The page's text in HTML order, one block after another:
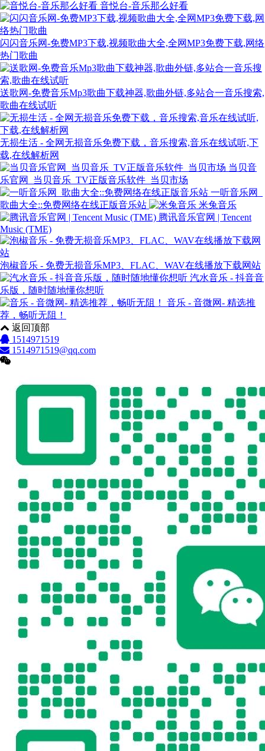
音悦台-音乐那么好看
闪闪音乐网-免费MP3下载,视频歌曲大全,全网MP3免费下载,网络
热门歌曲
送歌网-免费音乐Mp3歌曲下载神器,歌曲外链,多站合一音乐搜索,
歌曲在线试听
无损生活 - 全网无损音乐免费下载，音乐搜索,音乐在线试听,下
载,在线解析网
当贝音
乐官网_当贝音乐_TV正版音乐软件_当贝市场
一听音乐网_
歌曲大全::免费网络在线正版音乐站
米兔音乐
腾讯音乐官网 | Tencent
Music (TME)
泡椒音乐 - 免费无损音乐MP3、FLAC、WAV在线播放下载网站
汽水音乐 - 抖音音
乐版，随时随地懂你想听
音乐 - 音微网- 精选推
荐，畅听无阻！
返回顶部
1514971519
1514971519@qq.com